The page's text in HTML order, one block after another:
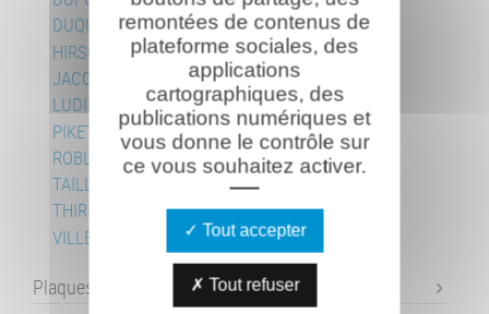
DUQUENOY Marcel
HIRSCH Joseph
JACQUINOT Félix
LUDIN Roger
PIKETTY Jean
ROBLIN Jean
TAILLEFERT Frédéric
THIRIEZ Maurice
VILLEPELET Joseph
Plaques commémoratives
remontées de contenus de
plateforme sociales, des
applications
cartographiques, des
publications numériques et
vous donne le contrôle sur
ce vous souhaitez activer.
Tout accepter
Tout refuser